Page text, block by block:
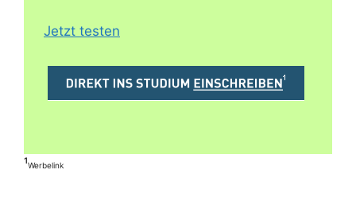
Jetzt testen
¹Werbelink